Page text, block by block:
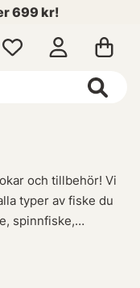
kr!
och tillbehör! Vi
typer av fiske du
spinnfiske,
kategori!